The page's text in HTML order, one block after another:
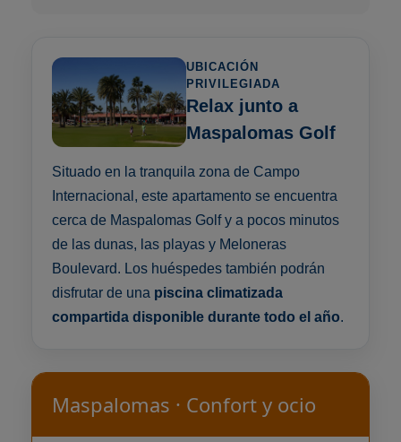
UBICACIÓN
PRIVILEGIADA
Relax junto a
Maspalomas Golf
Situado en la tranquila zona de Campo
Internacional, este apartamento se encuentra
cerca de Maspalomas Golf y a pocos minutos
de las dunas, las playas y Meloneras
Boulevard. Los huéspedes también podrán
disfrutar de una piscina climatizada
compartida disponible durante todo el año.
Maspalomas · Confort y ocio